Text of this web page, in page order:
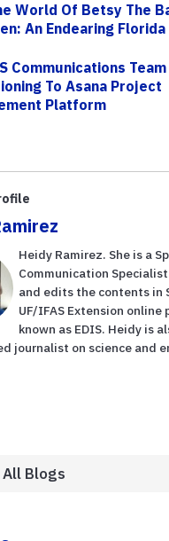
World Of Betsy The
An Endearing Florida
Communications
To Asana Project
Platform
Heidy Ramirez. She is a
Communication
and edits the contents in
UF/IFAS Extension online
known as EDIS. Heidy is
journalist on science and